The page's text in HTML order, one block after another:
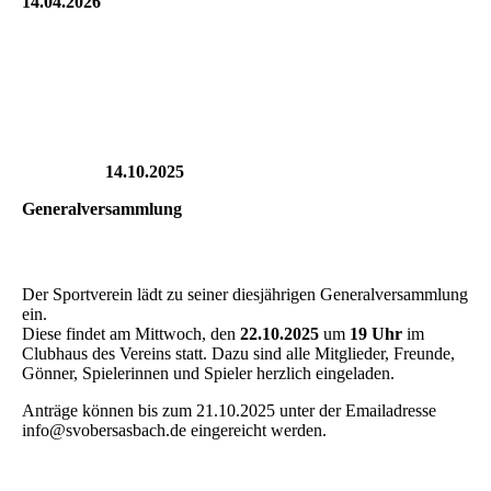
14.10.2025
Generalversammlung
Der Sportverein lädt zu seiner diesjährigen Generalversammlung
ein.
Diese findet am Mittwoch, den 22.10.2025 um 19 Uhr im
Clubhaus des Vereins statt. Dazu sind alle Mitglieder, Freunde,
Gönner, Spielerinnen und Spieler herzlich eingeladen.
Anträge können bis zum 21.10.2025 unter der Emailadresse
info@svobersasbach.de eingereicht werden.